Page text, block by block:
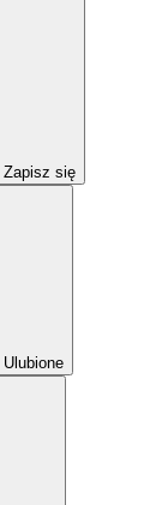
Zapisz się
Ulubione